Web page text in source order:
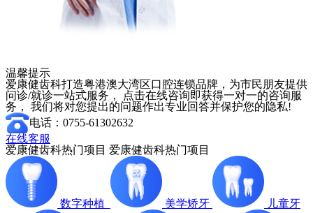
温馨提示
爱康健齿科打造粤港澳大湾区口腔连锁品牌，为市民朋友提供
问诊/就诊一站式服务， 点击在线咨询即获得一对一的咨询服
务， 我们将对您提出的问题作出专业回答并保护您的隐私!
电话：0755-61302632
在线客服
爱康健齿科热门项目 爱康健齿科热门项目
数字种植 美学矫牙 儿童牙